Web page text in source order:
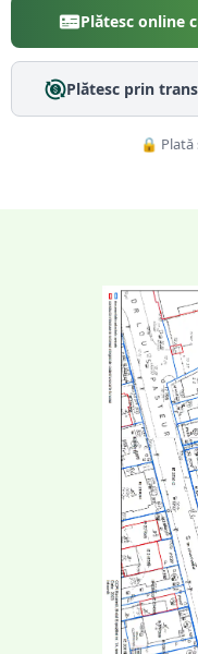
Plătesc online
Plătesc prin
🔒